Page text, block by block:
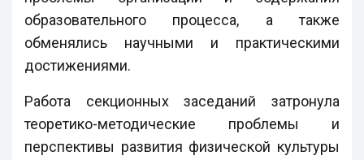
образовательного процесса, а также
обменялись научными и практическими
достижениями.
Работа секционных заседаний затронула
теоретико-методические проблемы и
перспективы развития физической культуры